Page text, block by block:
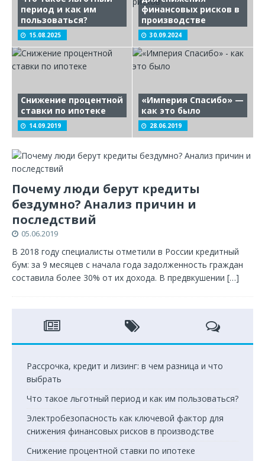
период и как им
пользоваться?
15.08.2025
финансовых рисков в
производстве
30.09.2024
Снижение процентной
ставки по ипотеке
14.09.2019
«Империя Спасибо» —
как это было
28.06.2019
Почему люди берут кредиты
бездумно? Анализ причин и
последствий
05.06.2019
В 2018 году специалисты отметили в России кредитный
бум: за 9 месяцев с начала года задолженность граждан
составила более 30% от их дохода. В предвкушении […]
Рассрочка, кредит и лизинг: в чем разница и что
выбрать
Что такое льготный период и как им пользоваться?
Электробезопасность как ключевой фактор для
снижения финансовых рисков в производстве
Снижение процентной ставки по ипотеке